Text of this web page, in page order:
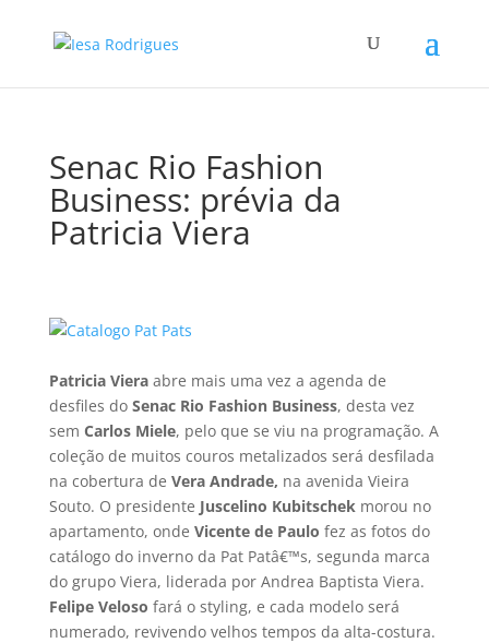
Senac Rio Fashion
Business: prévia da
Patricia Viera
Patricia Vieraabre mais uma vez a agenda de
desfiles do Senac Rio Fashion Business, desta vez
sem Carlos Miele, pelo que se viu na programação. A
coleção de muitos couros metalizados será desfilada
na cobertura de Vera Andrade, na avenida Vieira
Souto. O presidente Juscelino Kubitschekmorou no
apartamento, onde Vicente de Paulo fez as fotos do
catálogo do inverno da Pat Patâ€™s, segunda marca
do grupo Viera, liderada por Andrea Baptista Viera.
Felipe Veloso fará o styling, e cada modelo será
numerado, revivendo velhos tempos da alta-costura.